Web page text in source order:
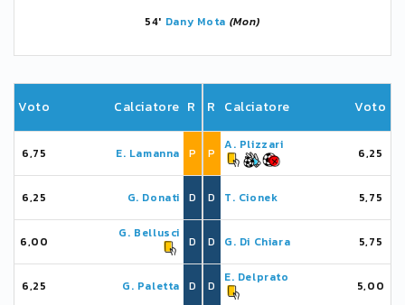
54' Dany Mota (Mon)
Voto Calciatore R
6,75 E. Lamanna P
6,25 G. Donati D
6,00
G. Bellusci
D
6,25 G. Paletta D
R Calciatore Voto
P
A. Plizzari
6,25
D T. Cionek 5,75
D G. Di Chiara 5,75
D
E. Delprato
5,00